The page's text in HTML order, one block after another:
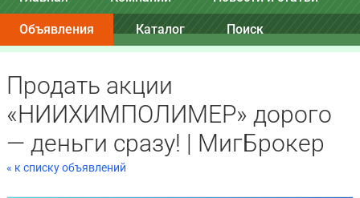
Объявления Каталог Поиск
Продать акции
«НИИХИМПОЛИМЕР» дорого
— деньги сразу! | МигБрокер
« к списку объявлений